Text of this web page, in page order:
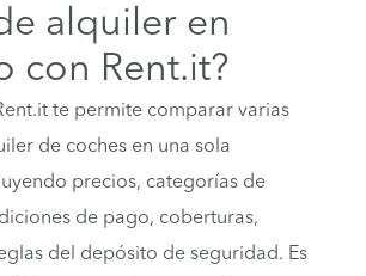
alquiler en
con Rent.it?
te permite comparar varias
de coches en una sola
precios, categorías de
de pago, coberturas,
del depósito de seguridad. Es